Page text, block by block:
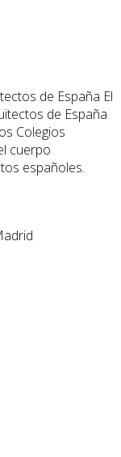
El
de España
Colegios
cuerpo
españoles.